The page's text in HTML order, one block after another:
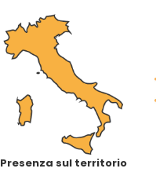
Presenza sul territorio